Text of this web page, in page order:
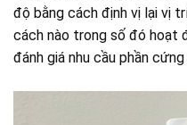
độ bằng cách định vị lại vị
cách nào trong số đó hoạt
đánh giá nhu cầu phần cứng